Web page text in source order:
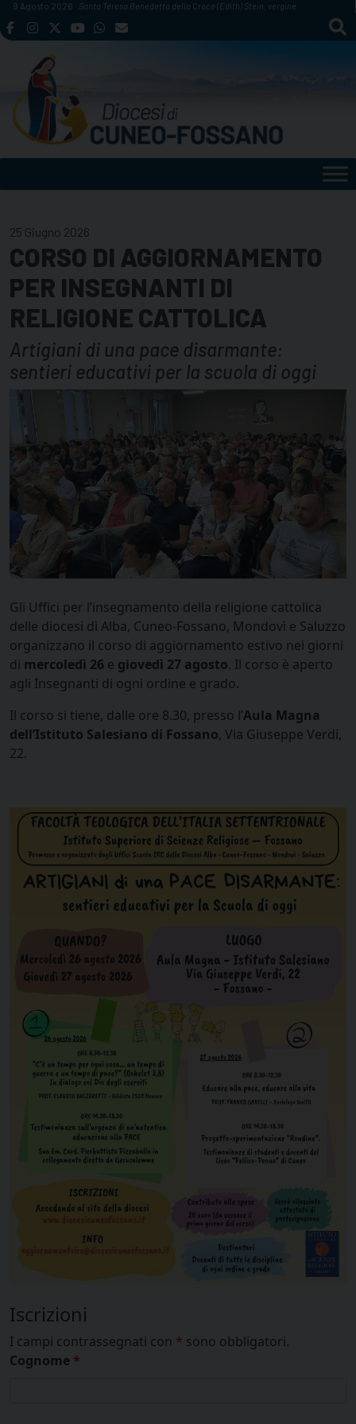
Skip
to
9 Agosto 2026 Santa Teresa Benedetta della Croce (Edith) Stein, vergine
25 Giugno 2026
CORSO DI AGGIORNAMENTO
PER INSEGNANTI DI
RELIGIONE CATTOLICA
Artigiani di una pace disarmante:
sentieri educativi per la scuola di oggi
Gli Uffici per l’insegnamento della religione cattolica
delle diocesi di Alba, Cuneo-Fossano, Mondovì e Saluzzo
organizzano il corso di aggiornamento estivo nei giorni
di mercoledì 26 e giovedì 27 agosto. Il corso è aperto
agli Insegnanti di ogni ordine e grado.
Il corso si tiene, dalle ore 8.30, presso l’Aula Magna
dell’Istituto Salesiano di Fossano, Via Giuseppe Verdi,
22.
Iscrizioni
I campi contrassegnati con * sono obbligatori.
Cognome *